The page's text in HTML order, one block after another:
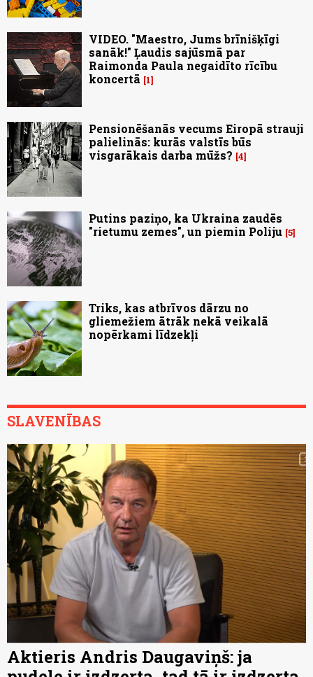
VIDEO. "Maestro, Jums brīnišķīgi
sanāk!" Ļaudis sajūsmā par
Raimonda Paula negaidīto rīcību
koncertā
1
Pensionēšanās vecums Eiropā strauji
palielinās: kurās valstīs būs
visgarākais darba mūžs? 4
Putins paziņo, ka Ukraina zaudēs
"rietumu zemes", un piemin Poliju 5
Triks, kas atbrīvos dārzu no
gliemežiem ātrāk nekā veikalā
nopērkami līdzekļi
SLAVENĪBAS
Aktieris Andris Daugaviņš: ja